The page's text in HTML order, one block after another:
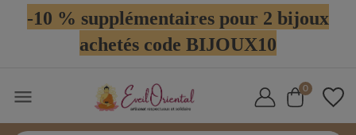
-10 % supplémentaires pour 2 bijoux
achetés code BIJOUX10
 0